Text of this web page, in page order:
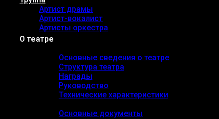
Артист драмы
Артист-вокалист
Артисты оркестра
О театре
Основные сведения о театре
Структура театра
Награды
Руководство
Технические характеристики
Основные документы